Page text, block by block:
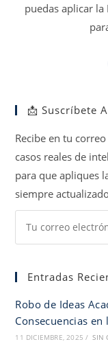
puedas aplicar
📩 Suscríbete
Recibe en tu
casos reales de
para que apliques
siempre
Entradas
Robo de Ideas
Consecuencias
11 DICIEMBRE, 2025 / SIN